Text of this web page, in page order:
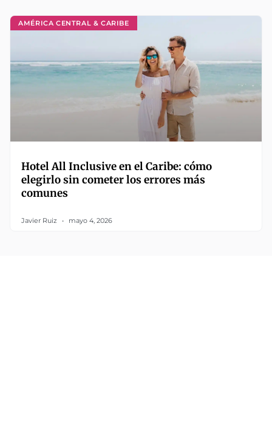
AMÉRICA CENTRAL & CARIBE
Hotel All Inclusive en el Caribe: cómo
elegirlo sin cometer los errores más
comunes
Javier Ruiz mayo 4, 2026